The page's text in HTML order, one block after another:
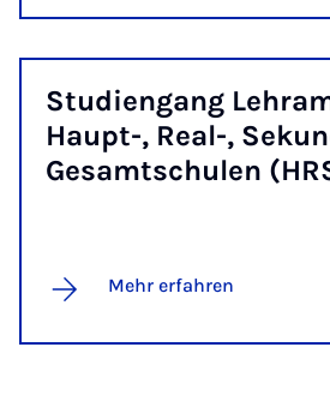
Stu­dien­gang
Haupt-, Re­al-,
Ge­samt­s­chu­len
Mehr erfahren